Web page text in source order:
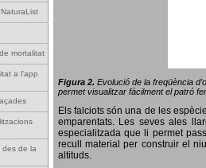
mortalitat
a l'app
des de la
Figura 2. Evolució de la freqüència
permet visualitzar fàcilment el patró
Els falciots són una de les
emparentats. Les seves ales
especialitzada que li permet
recull material per construir el
altituds.